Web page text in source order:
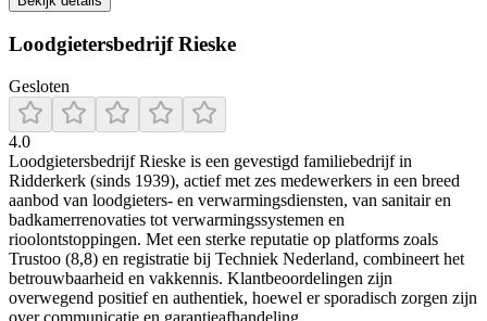
Loodgietersbedrijf Rieske
Gesloten
4.0
Loodgietersbedrijf Rieske is een gevestigd familiebedrijf in
Ridderkerk (sinds 1939), actief met zes medewerkers in een breed
aanbod van loodgieters- en verwarmingsdiensten, van sanitair en
badkamerrenovaties tot verwarmingssystemen en
rioolontstoppingen. Met een sterke reputatie op platforms zoals
Trustoo (8,8) en registratie bij Techniek Nederland, combineert het
betrouwbaarheid en vakkennis. Klantbeoordelingen zijn
overwegend positief en authentiek, hoewel er sporadisch zorgen zijn
over communicatie en garantieafhandeling.